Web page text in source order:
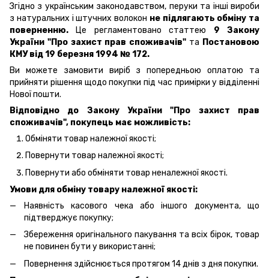
Згідно з українським законодавством, перуки та інші вироби
з натуральних і штучних волокон не підлягають обміну та
поверненню. Це регламентовано статтею 9 Закону
України "Про захист прав споживачів" та Постановою
КМУ від 19 березня 1994 № 172.
Ви можете замовити виріб з попередньою оплатою та
прийняти рішення щодо покупки під час примірки у відділенні
Нової пошти.
Відповідно до Закону України "Про захист прав
споживачів", покупець має можливість:
Обміняти товар належної якості;
Повернути товар належної якості;
Повернути або обміняти товар неналежної якості.
Умови для обміну товару належної якості:
Наявність касового чека або іншого документа, що
підтверджує покупку;
Збереження оригінального пакування та всіх бірок, товар
не повинен бути у використанні;
Повернення здійснюється протягом 14 днів з дня покупки.